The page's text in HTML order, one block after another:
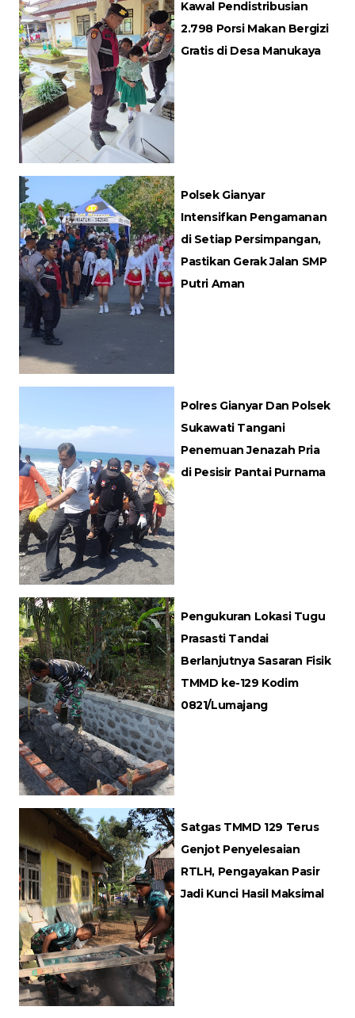
Kawal Pendistribusian
2.798 Porsi Makan Bergizi
Gratis di Desa Manukaya
Polsek Gianyar
Intensifkan Pengamanan
di Setiap Persimpangan,
Pastikan Gerak Jalan SMP
Putri Aman
Polres Gianyar Dan Polsek
Sukawati Tangani
Penemuan Jenazah Pria
di Pesisir Pantai Purnama
Pengukuran Lokasi Tugu
Prasasti Tandai
Berlanjutnya Sasaran Fisik
TMMD ke-129 Kodim
0821/Lumajang
Satgas TMMD 129 Terus
Genjot Penyelesaian
RTLH, Pengayakan Pasir
Jadi Kunci Hasil Maksimal